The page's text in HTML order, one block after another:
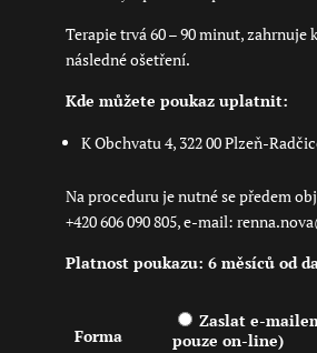
Terapie trvá 60 – 90 minut, zahrnuje
následné ošetření.
Kde můžete poukaz uplatnit:
K Obchvatu 4, 322 00 Plzeň-
Na proceduru je nutné se předem
+420 606 090 805, e-mail:
Platnost poukazu: 6 měsíců od
Forma
Zaslat e-
pouze on-line)